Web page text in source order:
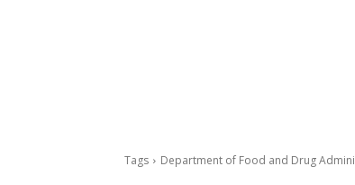
Tags Department of Food and Drug